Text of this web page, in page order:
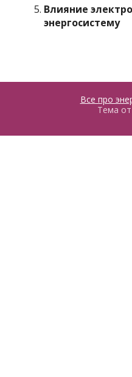
Влияние
энергосистему
Все про
Тема от